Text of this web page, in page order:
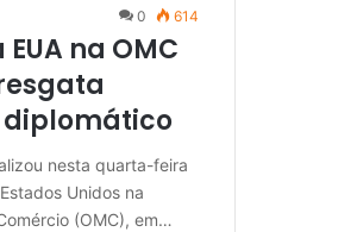
0 614
na OMC
nesta quarta-feira
Unidos na
(OMC), em…